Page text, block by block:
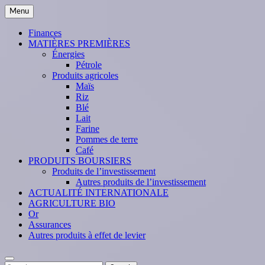
Skip
to
content
Menu
Finances
MATIÈRES PREMIÈRES
Énergies
Pétrole
Produits agricoles
Maïs
Riz
Blé
Lait
Farine
Pommes de terre
Café
PRODUITS BOURSIERS
Produits de l’investissement
Autres produits de l’investissement
ACTUALITÉ INTERNATIONALE
AGRICULTURE BIO
Or
Assurances
Autres produits à effet de levier
Search